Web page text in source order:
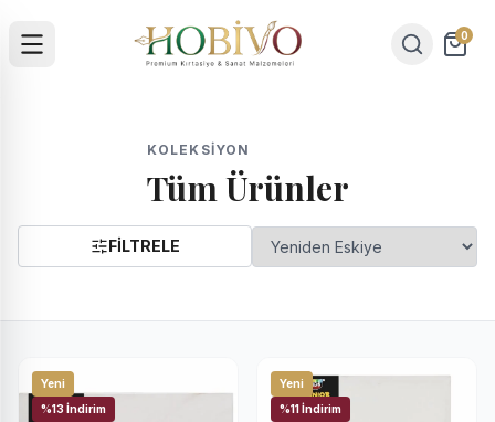
0
KOLEKSIYON
Tüm Ürünler
FİLTRELE
Yeni
%13 İndirim
Yeni
%11 İndirim